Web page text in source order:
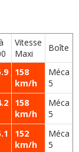
Vitesse
Maxi
Boîte
158
km/h
Méca
5
158
km/h
Méca
5
152
km/h
Méca
5